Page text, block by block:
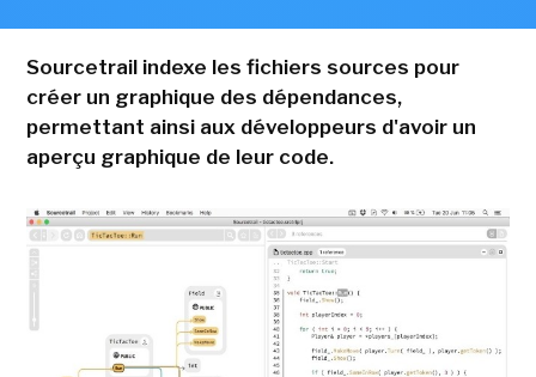
Sourcetrail indexe les fichiers sources pour
créer un graphique des dépendances,
permettant ainsi aux développeurs d'avoir un
aperçu graphique de leur code.